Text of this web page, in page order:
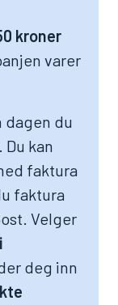
kroner
varer
dagen du
kan
faktura
faktura
Velger
deg inn